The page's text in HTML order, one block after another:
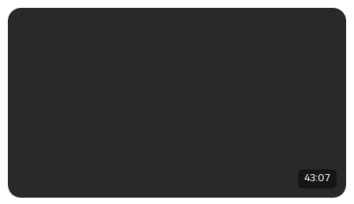
43:07